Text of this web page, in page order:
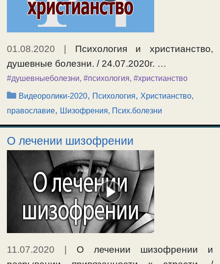
01.08.2020 | Психология и христианство,
душевные болезни. / 24.07.2020г. …
#душевныеболезни, #психология, #христианство
Рубрики
Видеоролики-2020, Психология, Христианство,
православие, Шизофрения, Псих.болезни
О лечении шизофрении
11.07.2020 | О лечении шизофрении и